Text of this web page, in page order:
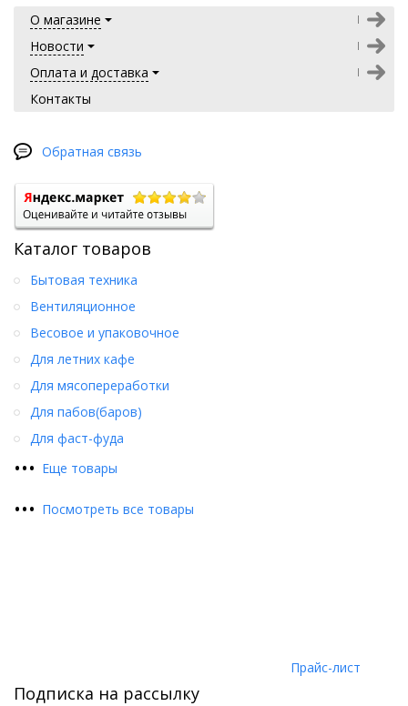
О магазине
Новости
Оплата и доставка
Контакты
Обратная связь
Каталог товаров
••• Еще товары
Бытовая техника
Вентиляционное
Весовое и упаковочное
Для летних кафе
Для мясопереработки
Для пабов(баров)
Для фаст-фуда
••• Посмотреть все товары
Прайс-лист
Подписка на рассылку